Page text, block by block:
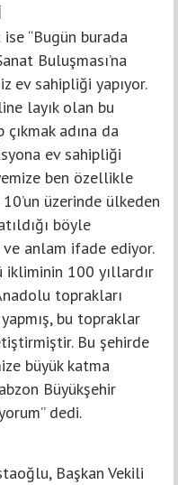
“Bugün burada
Buluşması’na
ev sahipliği yapıyor.
layık olan bu
adına da
ev sahipliği
ben özellikle
üzerinde ülkeden
böyle
anlam ifade ediyor.
ikliminin 100 yıllardır
toprakları
bu topraklar
Bu şehirde
büyük katma
Büyükşehir
dedi.
Başkan Vekili